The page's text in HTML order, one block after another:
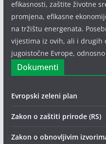
efikasnosti, zaštite životne
promjena, efikasne
na tržištu energenata.
vijestima iz ovih, ali i drugih
jugoistočne Evrope,
Dokumenti
Evropski zeleni plan
Zakon o zaštiti prirode (RS)
Zakon o obnovljivim